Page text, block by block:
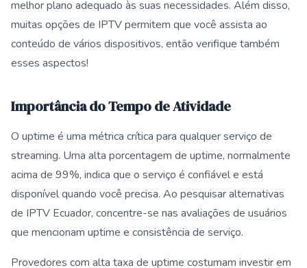
melhor plano adequado às suas necessidades. Além disso,
muitas opções de IPTV permitem que você assista ao
conteúdo de vários dispositivos, então verifique também
esses aspectos!
Importância do Tempo de Atividade
O uptime é uma métrica crítica para qualquer serviço de
streaming. Uma alta porcentagem de uptime, normalmente
acima de 99%, indica que o serviço é confiável e está
disponível quando você precisa. Ao pesquisar alternativas
de IPTV Ecuador, concentre-se nas avaliações de usuários
que mencionam uptime e consistência de serviço.
Provedores com alta taxa de uptime costumam investir em